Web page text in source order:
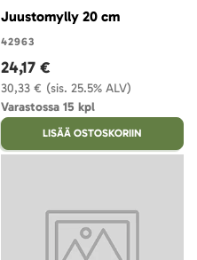
Juustomylly 20 cm
42963
(sis. 25.5% ALV)
30,33 €
24,17 €
Varastossa 15 kpl
LISÄÄ OSTOSKORIIN